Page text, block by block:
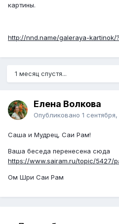
картины.
http://nnd.name/galeraya-kartinok/
1 месяц спустя...
Елена Волкова
Опубликовано 1 сентября,
Саша и Мудрец, Саи Рам!
Ваша беседа перенесена сюда
https://www.sairam.ru/topic/5427/
Ом Шри Саи Рам